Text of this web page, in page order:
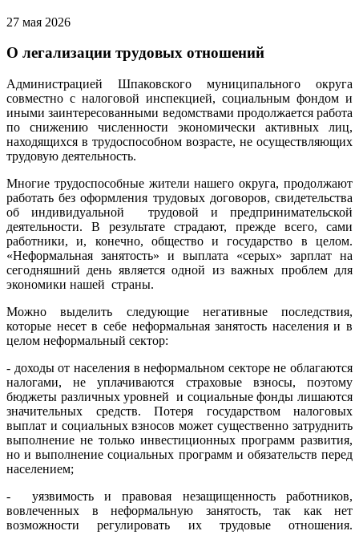
27 мая 2026
О легализации трудовых отношений
Администрацией Шпаковского муниципального округа
совместно с налоговой инспекцией, социальным фондом и
иными заинтересованными ведомствами продолжается работа
по снижению численности экономически активных лиц,
находящихся в трудоспособном возрасте, не осуществляющих
трудовую деятельность.
Многие трудоспособные жители нашего округа, продолжают
работать без оформления трудовых договоров, свидетельства
об индивидуальной трудовой и предпринимательской
деятельности. В результате страдают, прежде всего, сами
работники, и, конечно, общество и государство в целом.
«Неформальная занятость» и выплата «серых» зарплат на
сегодняшний день является одной из важных проблем для
экономики нашей страны.
Можно выделить следующие негативные последствия,
которые несет в себе неформальная занятость населения и в
целом неформальный сектор:
- доходы от населения в неформальном секторе не облагаются
налогами, не уплачиваются страховые взносы, поэтому
бюджеты различных уровней и социальные фонды лишаются
значительных средств. Потеря государством налоговых
выплат и социальных взносов может существенно затруднить
выполнение не только инвестиционных программ развития,
но и выполнение социальных программ и обязательств перед
населением;
- уязвимость и правовая незащищенность работников,
вовлеченных в неформальную занятость, так как нет
возможности регулировать их трудовые отношения.